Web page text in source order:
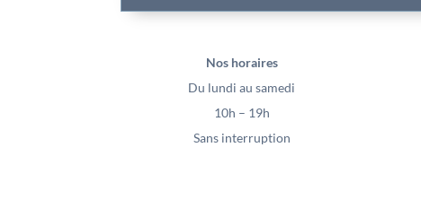
Nos horaires
Du lundi au samedi
10h – 19h
Sans interruption